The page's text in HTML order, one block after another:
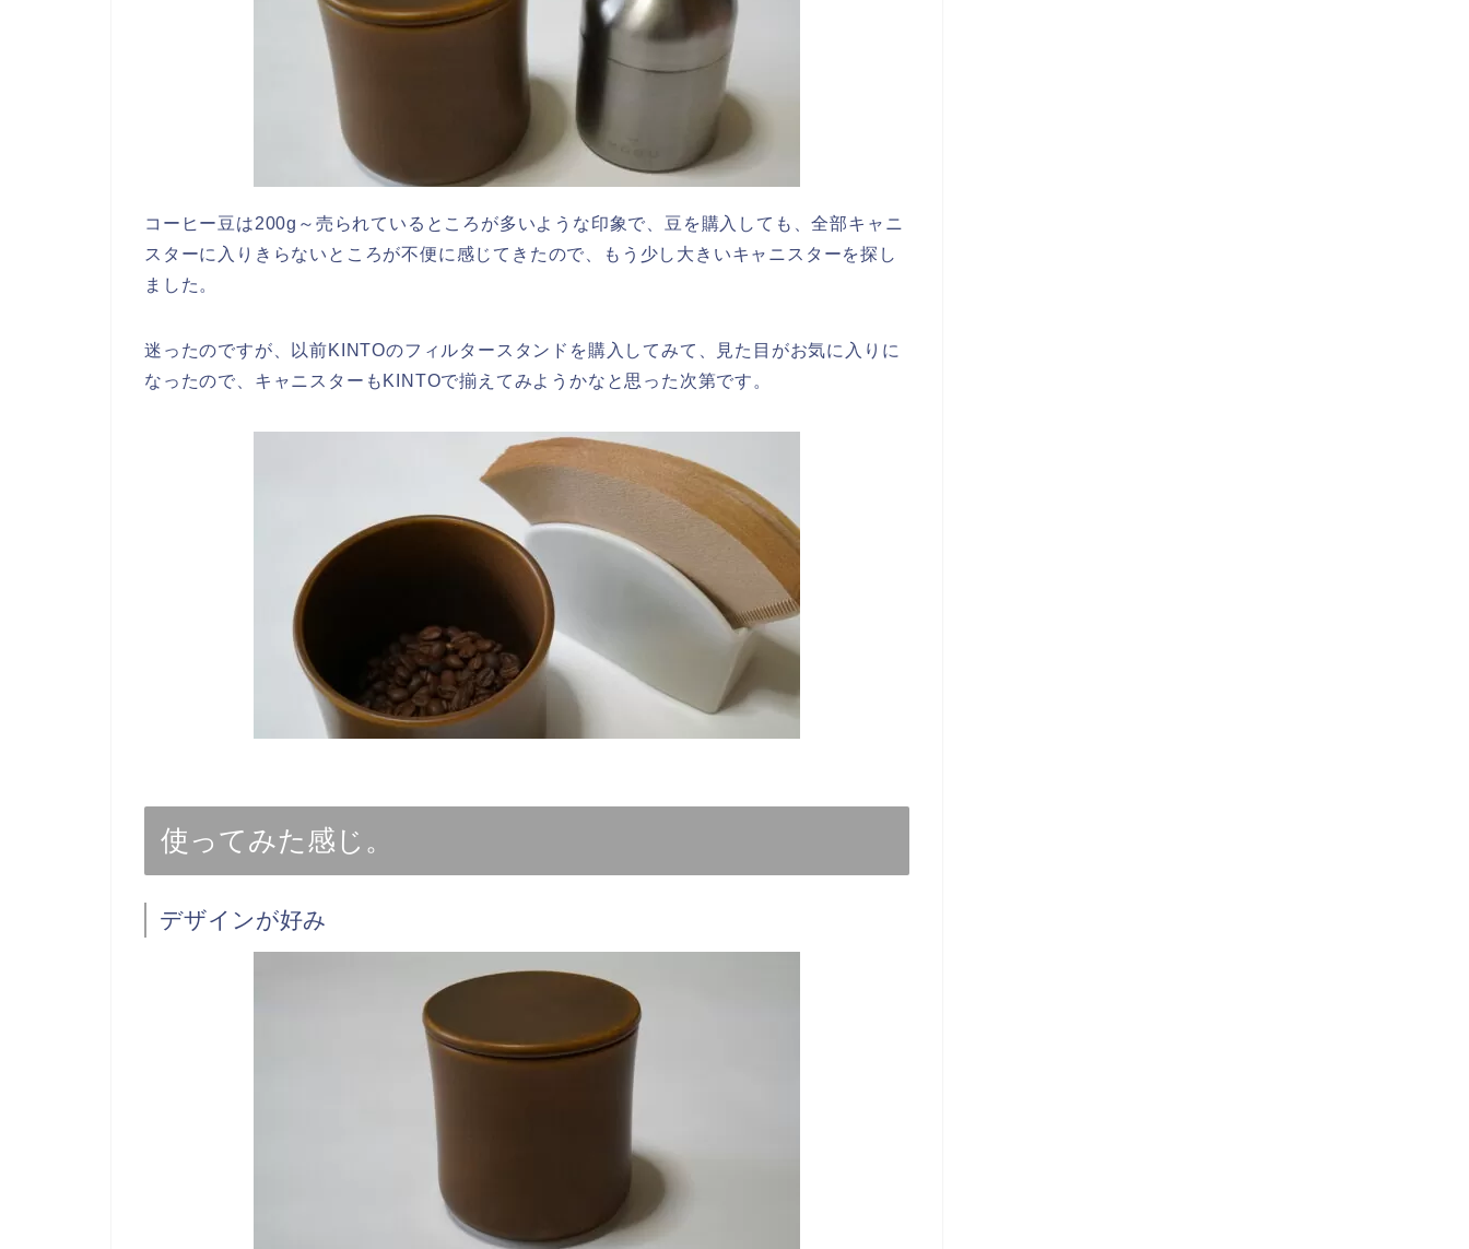
コーヒー豆は200g～売られているところが多いような印象で、豆を購入しても、全部キャニ
スターに入りきらないところが不便に感じてきたので、もう少し大きいキャニスターを探し
ました。
迷ったのですが、以前KINTOのフィルタースタンドを購入してみて、見た目がお気に入りに
なったので、キャニスターもKINTOで揃えてみようかなと思った次第です。
使ってみた感じ。
デザインが好み